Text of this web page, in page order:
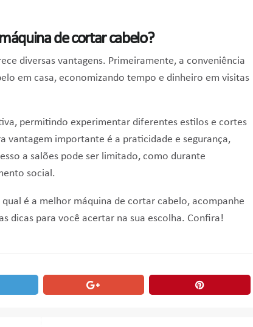
de cortar cabelo?
diversas vantagens. Primeiramente, a conveniência
em casa, economizando tempo e dinheiro em visitas
permitindo experimentar diferentes estilos e cortes
vantagem importante é a praticidade e segurança,
a salões pode ser limitado, como durante
social.
é a melhor máquina de cortar cabelo, acompanhe
dicas para você acertar na sua escolha. Confira!